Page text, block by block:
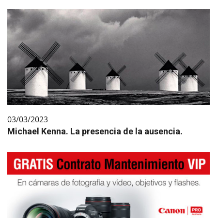
03/03/2023
Michael Kenna. La presencia de la ausencia.